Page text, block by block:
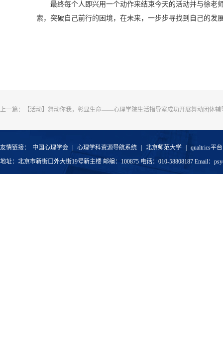
最终每个人即兴用一个动作来结束今天的活动并与徐老
索，突破自己前行的困境，在未来，一步步寻找到自己的发
上一篇： 【活动】舞动你我，彰显生命——心理学院生活指导室成功开展舞动团体辅
友情链接： 中国心理学会 心理学科资源导航系统 北京师范大学
qualtrics平台
地址：北京市新街口外大街19号新主楼 邮编：100875 电话：010-58808187 Email：